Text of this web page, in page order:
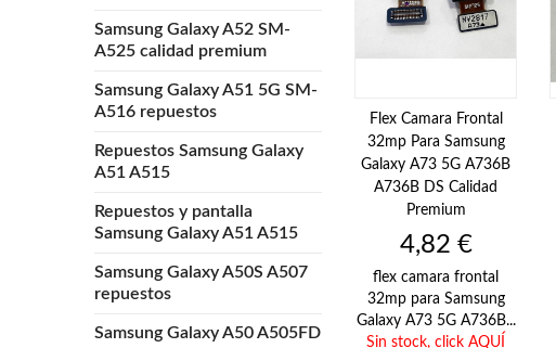
Samsung Galaxy A52 SM-
A525 calidad premium
Samsung Galaxy A51 5G SM-
A516 repuestos
Repuestos Samsung Galaxy
A51 A515
Repuestos y pantalla
Samsung Galaxy A51 A515
Samsung Galaxy A50S A507
repuestos
Samsung Galaxy A50 A505FD
Flex Camara Frontal
32mp Para Samsung
Galaxy A73 5G A736B
A736B DS Calidad
Premium
Precio
4,82 €
flex camara frontal
32mp para Samsung
Galaxy A73 5G A736B...
Sin stock, click AQUÍ